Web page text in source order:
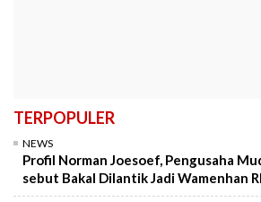
TERPOPULER
NEWS
Profil Norman Joesoef, Pengusaha
sebut Bakal Dilantik Jadi Wamenhan RI